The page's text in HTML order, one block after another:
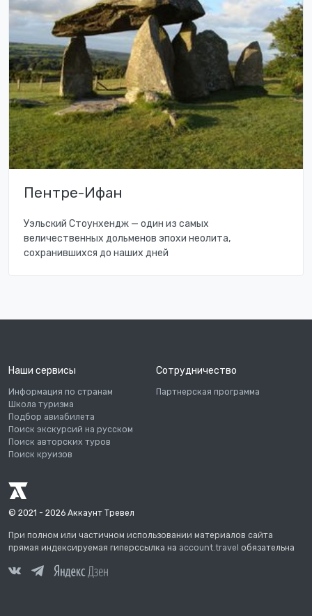
Пентре-Ифан
Уэльский Стоунхендж — один из самых
величественных дольменов эпохи неолита,
сохранившихся до наших дней
Наши сервисы
Информация по странам
Школа туризма
Подбор авиабилета
Поиск экскурсий на русском
Поиск авторских туров
Поиск круизов
Сотрудничество
Партнерская программа
© 2021 - 2026 Аккаунт Тревел
При полном или частичном использовании материалов сайта
прямая индексируемая гиперссылка на account.travel обязательна